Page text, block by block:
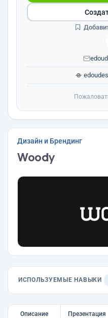
Дизайн и Брендинг
Woody
ИСПОЛЬЗУЕМЫЕ НАВЫКИ
Описание Презентация